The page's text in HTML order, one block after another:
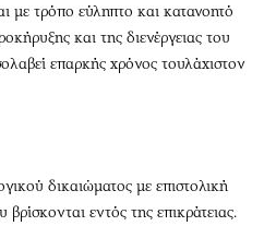
με τρόπο εύληπτο και κατανοητό
και της διενέργειας του
επαρκής χρόνος τουλάχιστον
δικαιώματος με επιστολική
εντός της επικράτειας.